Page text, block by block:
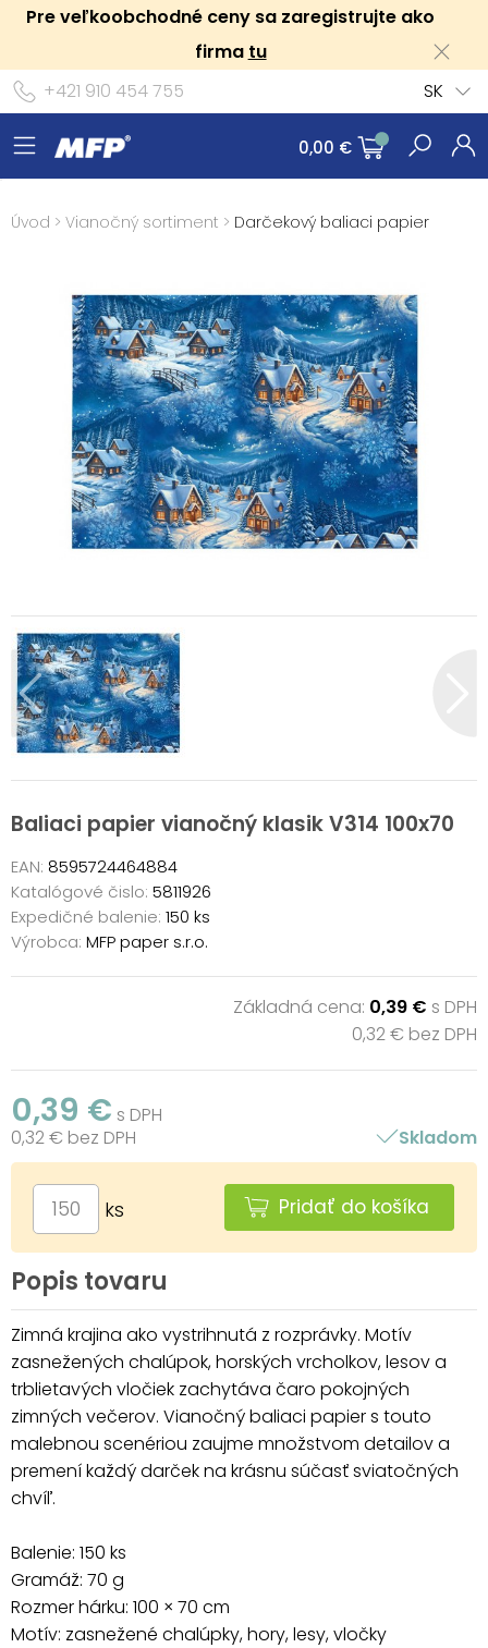
Pre veľkoobchodné ceny sa zaregistrujte ako
firma tu
+421 910 454 755
SK
0,00 €
Úvod > Vianočný sortiment > Darčekový baliaci papier
Baliaci papier vianočný klasik V314 100x70
EAN: 8595724464884
Katalógové čislo: 5811926
Expedičné balenie: 150 ks
Výrobca: MFP paper s.r.o.
Základná cena: 0,39 € s DPH
0,32 € bez DPH
0,39 € s DPH
0,32 € bez DPH
Skladom
ks Pridať do košíka
Popis tovaru
Zimná krajina ako vystrihnutá z rozprávky. Motív
zasnežených chalúpok, horských vrcholkov, lesov a
trblietavých vločiek zachytáva čaro pokojných
zimných večerov. Vianočný baliaci papier s touto
malebnou scenériou zaujme množstvom detailov a
premení každý darček na krásnu súčasť sviatočných
chvíľ.
Balenie: 150 ks
Gramáž: 70 g
Rozmer hárku: 100 × 70 cm
Motív: zasnežené chalúpky, hory, lesy, vločky